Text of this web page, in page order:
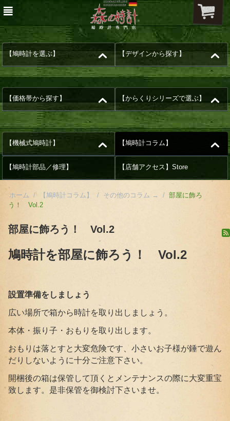
【鳩時計を選ぶ】 【デザインから探す】
【価格帯から探す】 【からくりシリーズで選ぶ】
【機械式鳩時計】 【鳩時計コラム】
【鳩時計部品／修理】 【店舗アクセス】Store
ホーム / 【鳩時計コラム】 / その他のコラム → / 部屋に飾ろ
う！ Vol.2
部屋に飾ろう！ Vol.2
鳩時計を部屋に飾ろう！ Vol.2
設置準備をしましょう
広い場所で箱から時計を取り出しましょう。
本体・振り子・おもりを取り出します。
おもりは落とすと大変危険です、小さいお子様が錘で遊ん
だりしないように十分ご注意下さい。
開梱後の箱は保管して頂くとメンテナンスの際に大変重宝
致します。是非保管を御検討下さいませ。